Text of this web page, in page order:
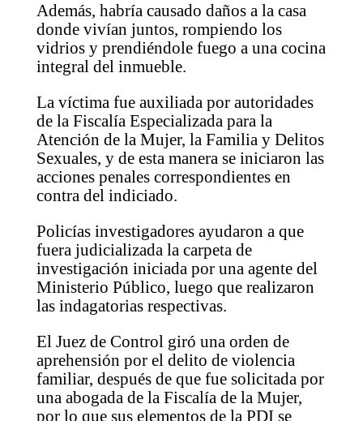
Además, habría causado daños a la casa
donde vivían juntos, rompiendo los
vidrios y prendiéndole fuego a una cocina
integral del inmueble.
La víctima fue auxiliada por autoridades
de la Fiscalía Especializada para la
Atención de la Mujer, la Familia y Delitos
Sexuales, y de esta manera se iniciaron las
acciones penales correspondientes en
contra del indiciado.
Policías investigadores ayudaron a que
fuera judicializada la carpeta de
investigación iniciada por una agente del
Ministerio Público, luego que realizaron
las indagatorias respectivas.
El Juez de Control giró una orden de
aprehensión por el delito de violencia
familiar, después de que fue solicitada por
una abogada de la Fiscalía de la Mujer,
por lo que sus elementos de la PDI se